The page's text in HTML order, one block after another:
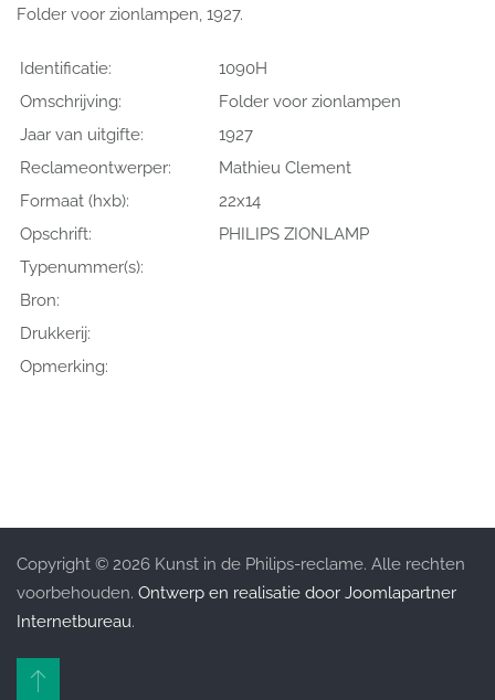
Folder voor zionlampen, 1927.
Identificatie:
1090H
Omschrijving:
Folder voor zionlampen
Jaar van uitgifte:
1927
Reclameontwerper:
Mathieu Clement
Formaat (hxb):
22x14
Opschrift:
PHILIPS ZIONLAMP
Typenummer(s):
Bron:
Drukkerij:
Opmerking:
Copyright © 2026 Kunst in de Philips-reclame. Alle rechten
voorbehouden. Ontwerp en realisatie door Joomlapartner
Internetbureau.